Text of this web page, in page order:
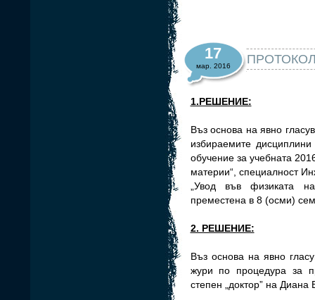
ПРОТОКОЛ
17
мар. 2016
1.РЕШЕНИЕ:
Въз основа на явно
избираемите
обучение за учебната
материи“, специалност
„Увод във физиката
преместена в 8 (осми)
2. РЕШЕНИЕ:
Въз основа на явно
жури по процедура за
степен „доктор” на Диана